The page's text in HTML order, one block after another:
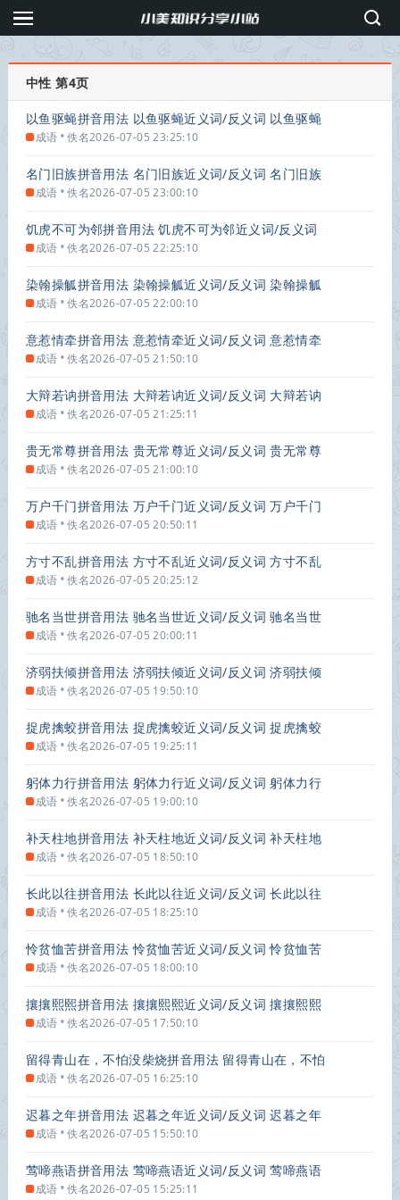
中性 第4页
以鱼驱蝇拼音用法 以鱼驱蝇近义词/反义词 以鱼驱蝇
的出处解释
成语 •佚名2026-07-05 23:25:10
名门旧族拼音用法 名门旧族近义词/反义词 名门旧族
的出处解释
成语 •佚名2026-07-05 23:00:10
饥虎不可为邻拼音用法 饥虎不可为邻近义词/反义词
饥虎不可为邻的出处解释
成语 •佚名2026-07-05 22:25:10
染翰操觚拼音用法 染翰操觚近义词/反义词 染翰操觚
的出处解释
成语 •佚名2026-07-05 22:00:10
意惹情牵拼音用法 意惹情牵近义词/反义词 意惹情牵
的出处解释
成语 •佚名2026-07-05 21:50:10
大辩若讷拼音用法 大辩若讷近义词/反义词 大辩若讷
的出处解释
成语 •佚名2026-07-05 21:25:11
贵无常尊拼音用法 贵无常尊近义词/反义词 贵无常尊
的出处解释
成语 •佚名2026-07-05 21:00:10
万户千门拼音用法 万户千门近义词/反义词 万户千门
的出处解释
成语 •佚名2026-07-05 20:50:11
方寸不乱拼音用法 方寸不乱近义词/反义词 方寸不乱
的出处解释
成语 •佚名2026-07-05 20:25:12
驰名当世拼音用法 驰名当世近义词/反义词 驰名当世
的出处解释
成语 •佚名2026-07-05 20:00:11
济弱扶倾拼音用法 济弱扶倾近义词/反义词 济弱扶倾
的出处解释
成语 •佚名2026-07-05 19:50:10
捉虎擒蛟拼音用法 捉虎擒蛟近义词/反义词 捉虎擒蛟
的出处解释
成语 •佚名2026-07-05 19:25:11
躬体力行拼音用法 躬体力行近义词/反义词 躬体力行
的出处解释
成语 •佚名2026-07-05 19:00:10
补天柱地拼音用法 补天柱地近义词/反义词 补天柱地
的出处解释
成语 •佚名2026-07-05 18:50:10
长此以往拼音用法 长此以往近义词/反义词 长此以往
的出处解释
成语 •佚名2026-07-05 18:25:10
怜贫恤苦拼音用法 怜贫恤苦近义词/反义词 怜贫恤苦
的出处解释
成语 •佚名2026-07-05 18:00:10
攘攘熙熙拼音用法 攘攘熙熙近义词/反义词 攘攘熙熙
的出处解释
成语 •佚名2026-07-05 17:50:10
留得青山在，不怕没柴烧拼音用法 留得青山在，不怕
没柴烧近义词/反义词 留得青山在，不怕没柴烧的出处
成语 •佚名2026-07-05 16:25:10
迟暮之年拼音用法 迟暮之年近义词/反义词 迟暮之年
的出处解释
成语 •佚名2026-07-05 15:50:10
莺啼燕语拼音用法 莺啼燕语近义词/反义词 莺啼燕语
的出处解释
成语 •佚名2026-07-05 15:25:11